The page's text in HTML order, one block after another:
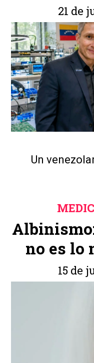
21 de
Un
no es lo
15 de